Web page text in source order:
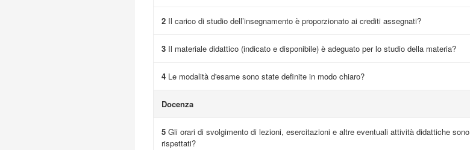
2 Il carico di studio dell’insegnamento è proporzionato ai crediti assegnati?
3 Il materiale didattico (indicato e disponibile) è adeguato per lo studio della materia?
4 Le modalità d'esame sono state definite in modo chiaro?
Docenza
5 Gli orari di svolgimento di lezioni, esercitazioni e altre eventuali attività didattiche sono
rispettati?